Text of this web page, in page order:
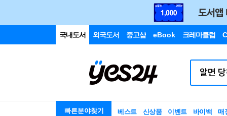
국내도서 외국도서 중고샵 eBook 크레마클럽
빠른분야찾기 베스트 신상품 이벤트 바이백 매